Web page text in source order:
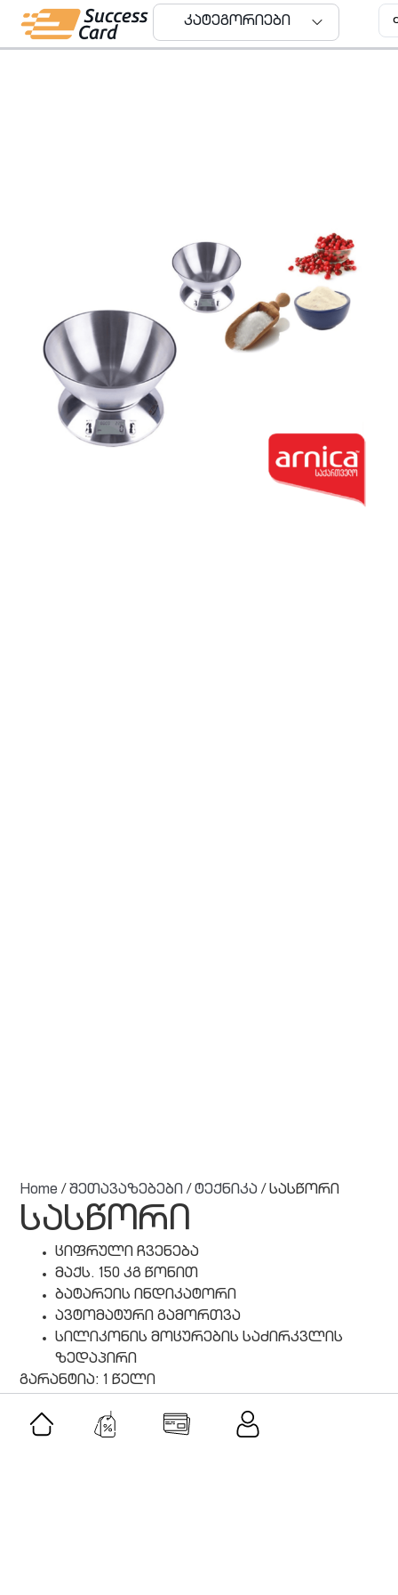
კატეგორიები
Home /შეთავაზებები /ტექნიკა / სასწორი
სასწორი
ციფრული ჩვენება
მაქს. 150 კგ წონით
ბატარეის ინდიკატორი
ავტომატური გამორთვა
სილიკონის მოცურების საძირკვლის
ზედაპირი
გარანტია: 1 წელი